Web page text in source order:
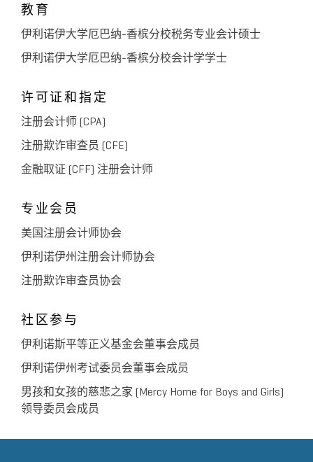
教育
伊利诺伊大学厄巴纳-香槟分校税务专业会计硕士
伊利诺伊大学厄巴纳-香槟分校会计学学士
许可证和指定
注册会计师 (CPA)
注册欺诈审查员 (CFE)
金融取证 (CFF) 注册会计师
专业会员
美国注册会计师协会
伊利诺伊州注册会计师协会
注册欺诈审查员协会
社区参与
伊利诺斯平等正义基金会董事会成员
伊利诺伊州考试委员会董事会成员
男孩和女孩的慈悲之家 (Mercy Home for Boys and Girls)
领导委员会成员